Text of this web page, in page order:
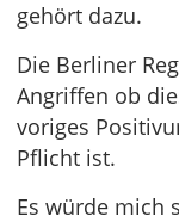
gehört dazu.
Die Berliner
Angriffen ob
voriges
Pflicht ist.
Es würde mich